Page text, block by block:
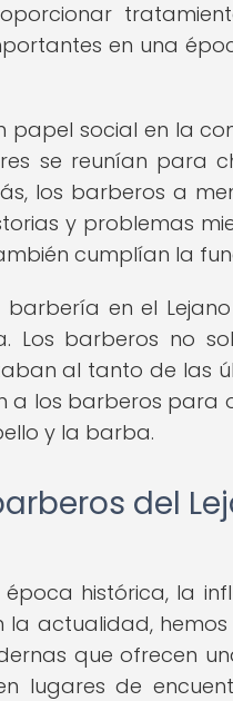
en una
social en la
se reunían para
los barberos a
y problemas
cumplían la
en el
Los barberos no
al tanto de las
a los barberos para
y la barba.
del
época histórica, la
actualidad,
que ofrecen
lugares de